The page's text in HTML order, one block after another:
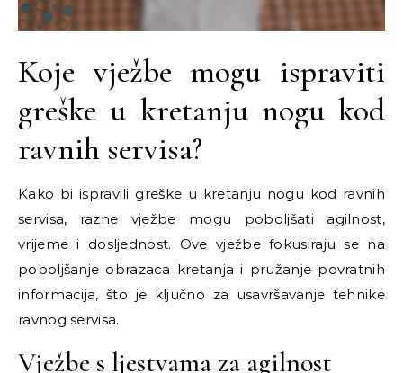
Koje vježbe mogu ispraviti
greške u kretanju nogu kod
ravnih servisa?
Kako bi ispravili greške u kretanju nogu kod ravnih
servisa, razne vježbe mogu poboljšati agilnost,
vrijeme i dosljednost. Ove vježbe fokusiraju se na
poboljšanje obrazaca kretanja i pružanje povratnih
informacija, što je ključno za usavršavanje tehnike
ravnog servisa.
Vježbe s ljestvama za agilnost